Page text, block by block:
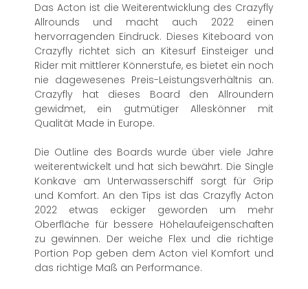
Das Acton ist die Weiterentwicklung des Crazyfly
Allrounds und macht auch 2022 einen
hervorragenden Eindruck. Dieses Kiteboard von
Crazyfly richtet sich an Kitesurf Einsteiger und
Rider mit mittlerer Könnerstufe, es bietet ein noch
nie dagewesenes Preis-Leistungsverhältnis an.
Crazyfly hat dieses Board den Allroundern
gewidmet, ein gutmütiger Alleskönner mit
Qualität Made in Europe.
Die Outline des Boards wurde über viele Jahre
weiterentwickelt und hat sich bewährt. Die Single
Konkave am Unterwasserschiff sorgt für Grip
und Komfort. An den Tips ist das Crazyfly Acton
2022 etwas eckiger geworden um mehr
Oberfläche für bessere Höhelaufeigenschaften
zu gewinnen. Der weiche Flex und die richtige
Portion Pop geben dem Acton viel Komfort und
das richtige Maß an Performance.